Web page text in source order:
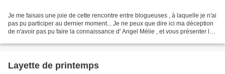
Je me faisais une joie de cette rencontre entre blogueuses , à laquelle je n'ai
pas pu participer au dernier moment... Je ne peux que dire ici ma déception
de n'avoir pas pu faire la connaissance d' Angel Mélie , et vous présenter le
Layette de printemps